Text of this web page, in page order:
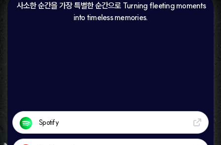
ㅤ 사소한 순간을 가장 특별한 순간으로 Turning fleeting moments
into timeless memories.
Spotify